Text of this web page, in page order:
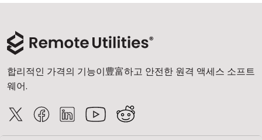
합리적인 가격의 기능이豊富하고 안전한 원격 액세스 소프트
웨어.